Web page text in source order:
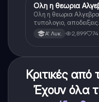
Μαθηματικά
Ολη η θεωρια
Ολη η θεωρια Αλγεβρα
τυπολογιο,
για το θεωρητικο
Α' Λυκ. 2,899 74
Κριτικές
Έχουν όλα